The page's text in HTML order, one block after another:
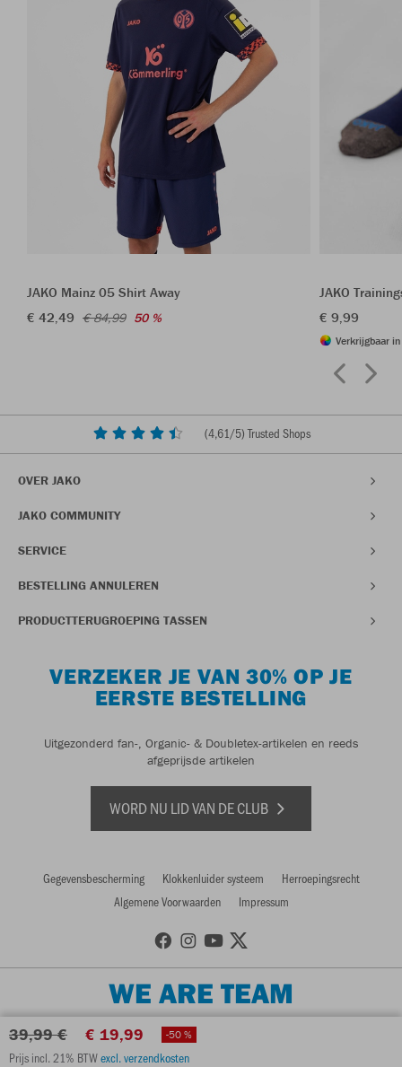
39,99 € € 19,99 -50 %
Prijs incl. 21% BTWexcl. verzendkosten
JAKO Mainz 05 Shirt Away
€ 42,49 € 84,99 50 %
JAKO
€ 9,99
Verkrijgbaar
(4,61/5) Trusted Shops
OVER JAKO
JAKO COMMUNITY
SERVICE
BESTELLING ANNULEREN
PRODUCTTERUGROEPING TASSEN
VERZEKER JE VAN 30% OP JE
EERSTE BESTELLING
Uitgezonderd fan-, Organic- & Doubletex-artikelen en reeds
afgeprijsde artikelen
WORD NU LID VAN DE CLUB
Gegevensbescherming Klokkenluider systeem
Herroepingsrecht
Algemene Voorwaarden
Impressum
WE ARE TEAM